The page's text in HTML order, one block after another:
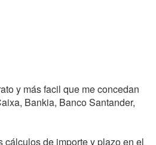
y más facil que me concedan
Bankia, Banco Santander,
cálculos de importe y plazo en el